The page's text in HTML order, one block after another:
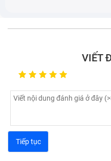
sử dụng dịch vụ thay màn
bộ khi gặp phải các tình
nét, độ hiển thị màn
Màn hình xuất hiện các
màu, đốm sáng
VIẾT